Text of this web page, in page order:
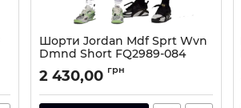
Шорти Jordan Mdf Sprt Wvn
Dmnd Short FQ2989-084
Артикул: FQ2989-084-M
2 430,00 грн